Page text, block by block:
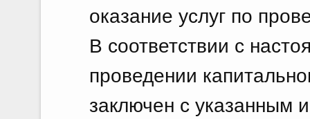
оказание услуг по
В соответствии с
проведении
заключен с указанным